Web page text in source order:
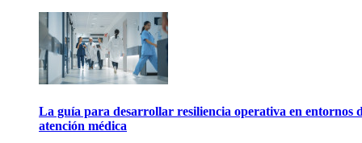
La guía para desarrollar resiliencia operativa en entornos
atención médica